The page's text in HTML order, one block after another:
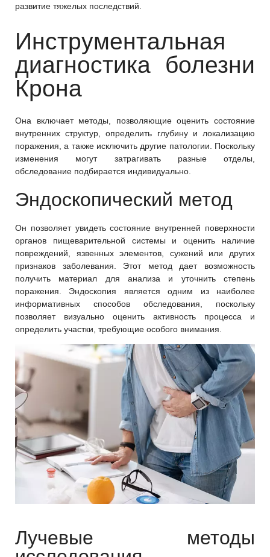
развитие тяжелых последствий.
Инструментальная
диагностика болезни
Крона
Она включает методы, позволяющие оценить состояние
внутренних структур, определить глубину и локализацию
поражения, а также исключить другие патологии. Поскольку
изменения могут затрагивать разные отделы,
обследование подбирается индивидуально.
Эндоскопический метод
Он позволяет увидеть состояние внутренней поверхности
органов пищеварительной системы и оценить наличие
повреждений, язвенных элементов, сужений или других
признаков заболевания. Этот метод дает возможность
получить материал для анализа и уточнить степень
поражения. Эндоскопия является одним из наиболее
информативных способов обследования, поскольку
позволяет визуально оценить активность процесса и
определить участки, требующие особого внимания.
Лучевые методы